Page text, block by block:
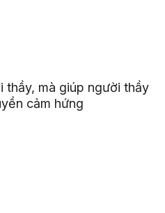
mà giúp người thầy
cảm hứng